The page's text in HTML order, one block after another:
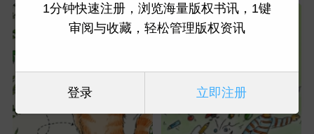
1分钟快速注册，浏览海量版权书讯，1键
审阅与收藏，轻松管理版权资讯
登录 立即注册